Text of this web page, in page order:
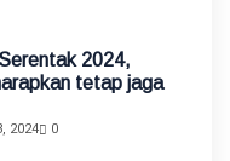
2024,
tetap jaga
2024 0